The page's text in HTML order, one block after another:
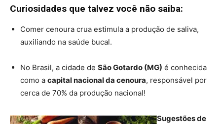
Curiosidades que talvez você não saiba:
Comer cenoura crua estimula a produção de saliva,
auxiliando na saúde bucal.
No Brasil, a cidade de São Gotardo (MG) é conhecida
como a capital nacional da cenoura, responsável por
cerca de 70% da produção nacional!
Sugestões de